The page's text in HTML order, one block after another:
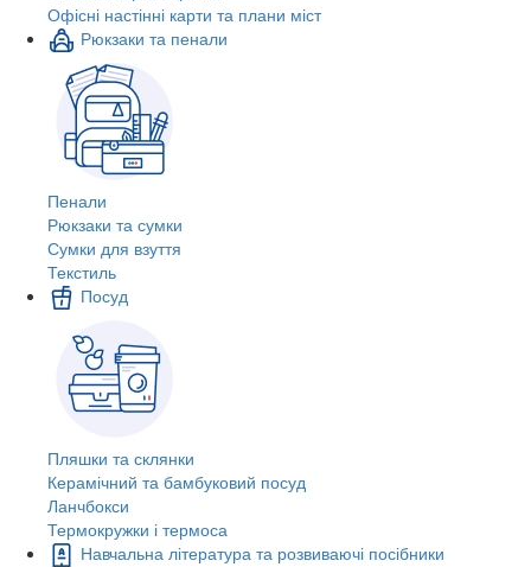
Офісні настінні карти та плани міст
Рюкзаки та пенали
Пенали
Рюкзаки та сумки
Сумки для взуття
Текстиль
Посуд
Пляшки та склянки
Керамічний та бамбуковий посуд
Ланчбокси
Термокружки і термоса
Навчальна література та розвиваючі посібники